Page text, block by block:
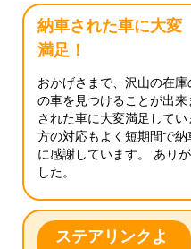
納車された車に大変
満足！
おかげさまで、沢山の在庫
の車を見つけることが出
された車に大変満足して
方の対応もよく短期間で納
に感謝しています。 あり
した。
ステアリンクよ